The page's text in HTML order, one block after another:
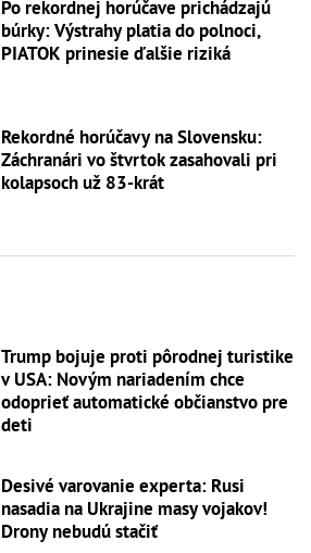
Po rekordnej horúčave prichádzajú
búrky: Výstrahy platia do polnoci,
PIATOK prinesie ďalšie riziká
Rekordné horúčavy na Slovensku:
Záchranári vo štvrtok zasahovali pri
kolapsoch už 83-krát
Trump bojuje proti pôrodnej turistike
v USA: Novým nariadením chce
odoprieť automatické občianstvo pre
deti
Desivé varovanie experta: Rusi
nasadia na Ukrajine masy vojakov!
Drony nebudú stačiť